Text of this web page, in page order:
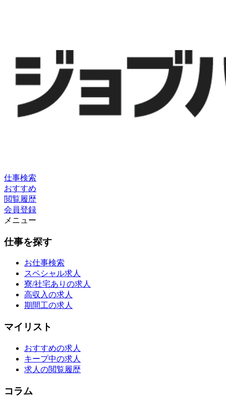
仕事検索
おすすめ
閲覧履歴
会員登録
メニュー
仕事を探す
お仕事検索
スペシャル求人
寮/社宅ありの求人
高収入の求人
期間工の求人
マイリスト
おすすめの求人
キープ中の求人
求人の閲覧履歴
コラム